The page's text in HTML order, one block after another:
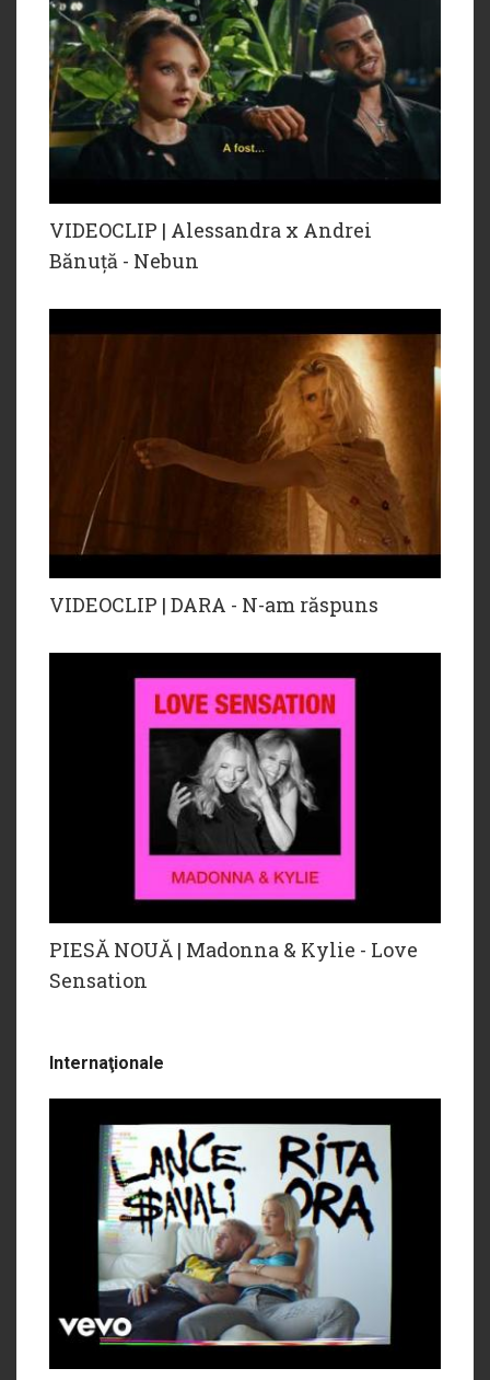
VIDEOCLIP | Alessandra x Andrei
Bănuță - Nebun
VIDEOCLIP | DARA - N-am răspuns
PIESĂ NOUĂ | Madonna & Kylie - Love
Sensation
Internaţionale